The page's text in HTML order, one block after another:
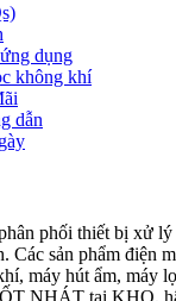
dụng
không khí
dẫn
phối thiết bị xử lý
Các sản phẩm điện
máy hút ẩm, máy